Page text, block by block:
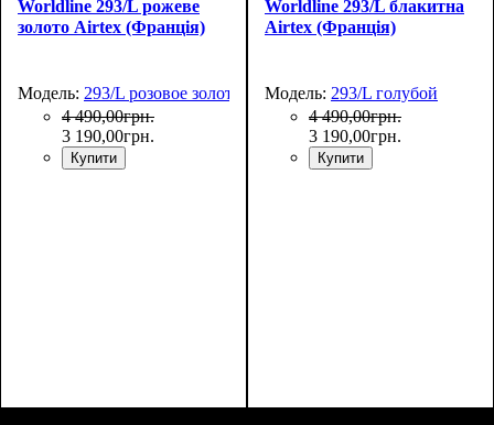
Worldline 293/L рожеве
золото Airtex (Франція)
Модель: 293/L розовое золото
4 490,00грн.
3 190,00грн.
Купити
Worldline 293/L блакитна
Airtex (Франція)
Модель: 293/L голубой
4 490,00грн.
3 190,00грн.
Купити